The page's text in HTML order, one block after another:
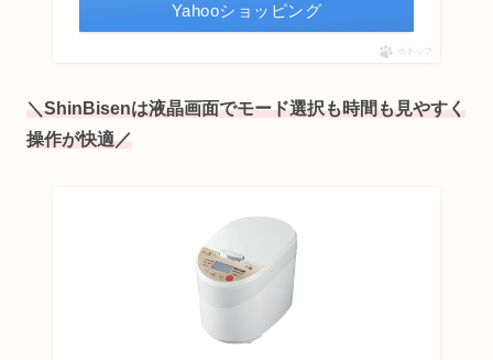
Yahooショッピング
ポチップ
＼ShinBisenは液晶画面でモード選択も時間も見やすく
操作が快適／